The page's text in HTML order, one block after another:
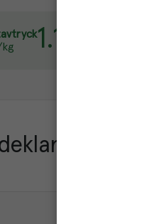
kg
1.1
Varje kilo av